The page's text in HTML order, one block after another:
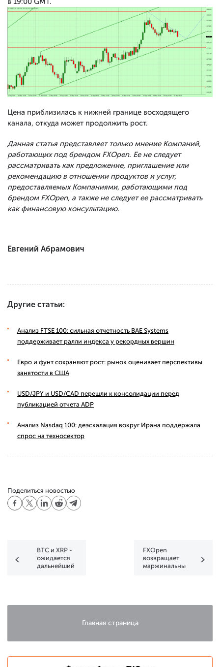
Цена приблизилась к нижней границе восходящего
канала, откуда может продолжить рост.
Данная статья представляет только мнение Компаний,
работающих под брендом FXOpen. Ее не следует
рассматривать как предложение, приглашение или
рекомендацию в отношении продуктов и услуг,
предоставляемых Компаниями, работающими под
брендом FXOpen, а также не следует ее рассматривать
как финансовую консультацию.
Евгений Абрамович
Другие статьи:
Анализ FTSE 100: сильная отчетность BAE Systems
поддерживает ралли индекса у рекордных вершин
Евро и фунт сохраняют рост: рынок оценивает перспективы
занятости в США
USD/JPY и USD/CAD перешли к консолидации перед
публикацией отчета ADP
Анализ Nasdaq 100: деэскалация вокруг Ирана поддержала
спрос на техносектор
Поделиться новостью
BTC и XRP -
ожидается
дальнейший
FXOpen
возвращает
маржинальные
сырью
Главная страница